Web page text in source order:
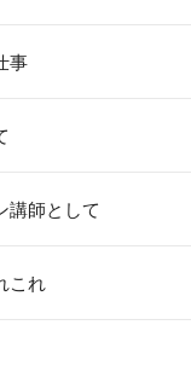
事
講師として
これ